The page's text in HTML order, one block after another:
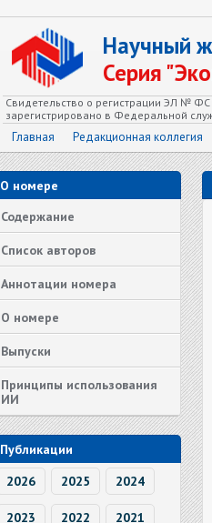
Научный
Серия
Свидетельство о регистрации ЭЛ № ФС
зарегистрировано в Федеральной
Главная Редакционная коллегия
О номере
Содержание
Список авторов
Аннотации номера
О номере
Выпуски
Принципы использования
ИИ
Публикации
2026
2025 2024
2023 2022 2021